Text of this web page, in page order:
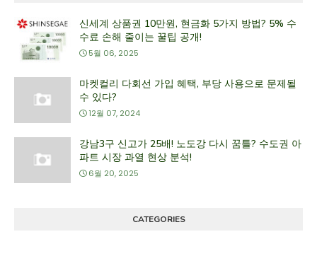
신세계 상품권 10만원, 현금화 5가지 방법? 5% 수
수료 손해 줄이는 꿀팁 공개!
5월 06, 2025
마켓컬리 다회선 가입 혜택, 부당 사용으로 문제될
수 있다?
12월 07, 2024
강남3구 신고가 25배! 노도강 다시 꿈틀? 수도권 아
파트 시장 과열 현상 분석!
6월 20, 2025
CATEGORIES